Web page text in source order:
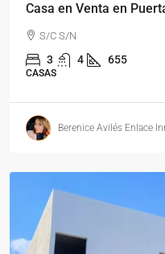
Casa en Venta en
S/C S/N
3 4 655
CASAS
Berenice Avilés Enlace